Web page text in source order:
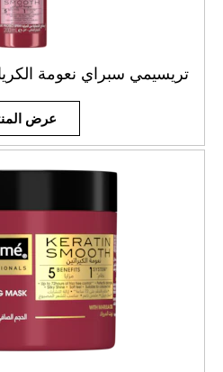
تريسيمي سبراي نعومة
عرض